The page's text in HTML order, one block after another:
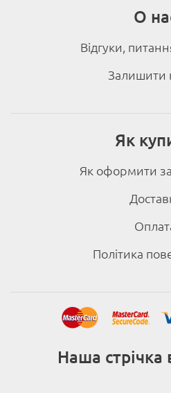
О
Відгуки,
Залишити
Як
Як оформити
Політика
Наша стрічка